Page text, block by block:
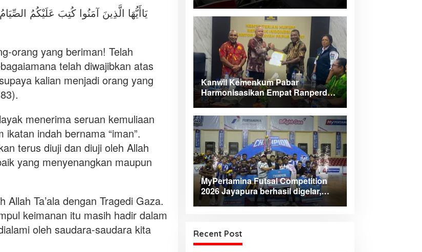
يَاأَيُّهَا الَّذِينَ آمَنُوا كُتِبَ عَلَيْكُمُ
orang yang beriman! Telah
telah diwajibkan atas
kalian menjadi orang yang
menerima seruan kemuliaan
indah bernama “iman”.
terus diuji dan diuji oleh Allah
yang menyenangkan maupun
Ta’ala dengan Tragedi Gaza.
keimanan itu masih hadir dalam
oleh saudara-saudara kita
Kanwil Kemenkum Pabar
Harmonisasikan Empat Ranperda
Kabupaten Teluk Wondama
MyPertamina Futsal Competition
2026 Jayapura berhasil digelar,
dorong talenta muda berprestasi
Recent Post